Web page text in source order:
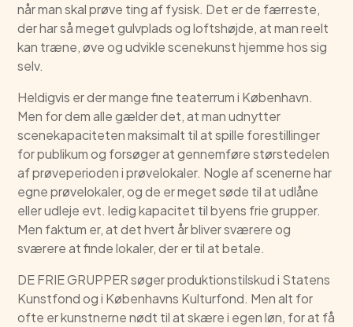
når man skal prøve ting af fysisk. Det er de færreste,
der har så meget gulvplads og loftshøjde, at man reelt
kan træne, øve og udvikle scenekunst hjemme hos sig
selv.
Heldigvis er der mange fine teaterrum i København.
Men for dem alle gælder det, at man udnytter
scenekapaciteten maksimalt til at spille forestillinger
for publikum og forsøger at gennemføre størstedelen
af prøveperioden i prøvelokaler. Nogle af scenerne har
egne prøvelokaler, og de er meget søde til at udlåne
eller udleje evt. ledig kapacitet til byens frie grupper.
Men faktum er, at det hvert år bliver sværere og
sværere at finde lokaler, der er til at betale.
DE FRIE GRUPPER søger produktionstilskud i Statens
Kunstfond og i Københavns Kulturfond. Men alt for
ofte er kunstnerne nødt til at skære i egen løn, for at få